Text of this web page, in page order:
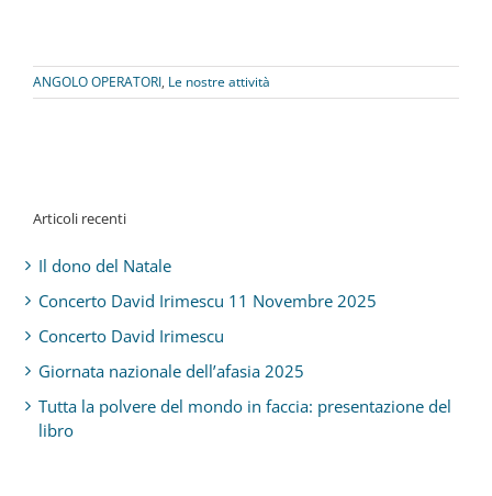
ANGOLO OPERATORI, Le nostre attività
Articoli recenti
Il dono del Natale
Concerto David Irimescu 11 Novembre 2025
Concerto David Irimescu
Giornata nazionale dell’afasia 2025
Tutta la polvere del mondo in faccia: presentazione del
libro